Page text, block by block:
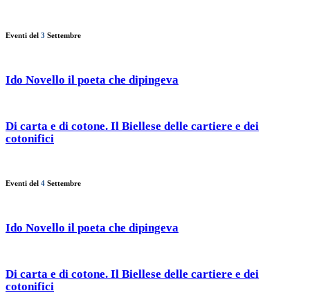
Eventi del 3 Settembre
Ido Novello il poeta che dipingeva
Di carta e di cotone. Il Biellese delle cartiere e dei
cotonifici
Eventi del 4 Settembre
Ido Novello il poeta che dipingeva
Di carta e di cotone. Il Biellese delle cartiere e dei
cotonifici